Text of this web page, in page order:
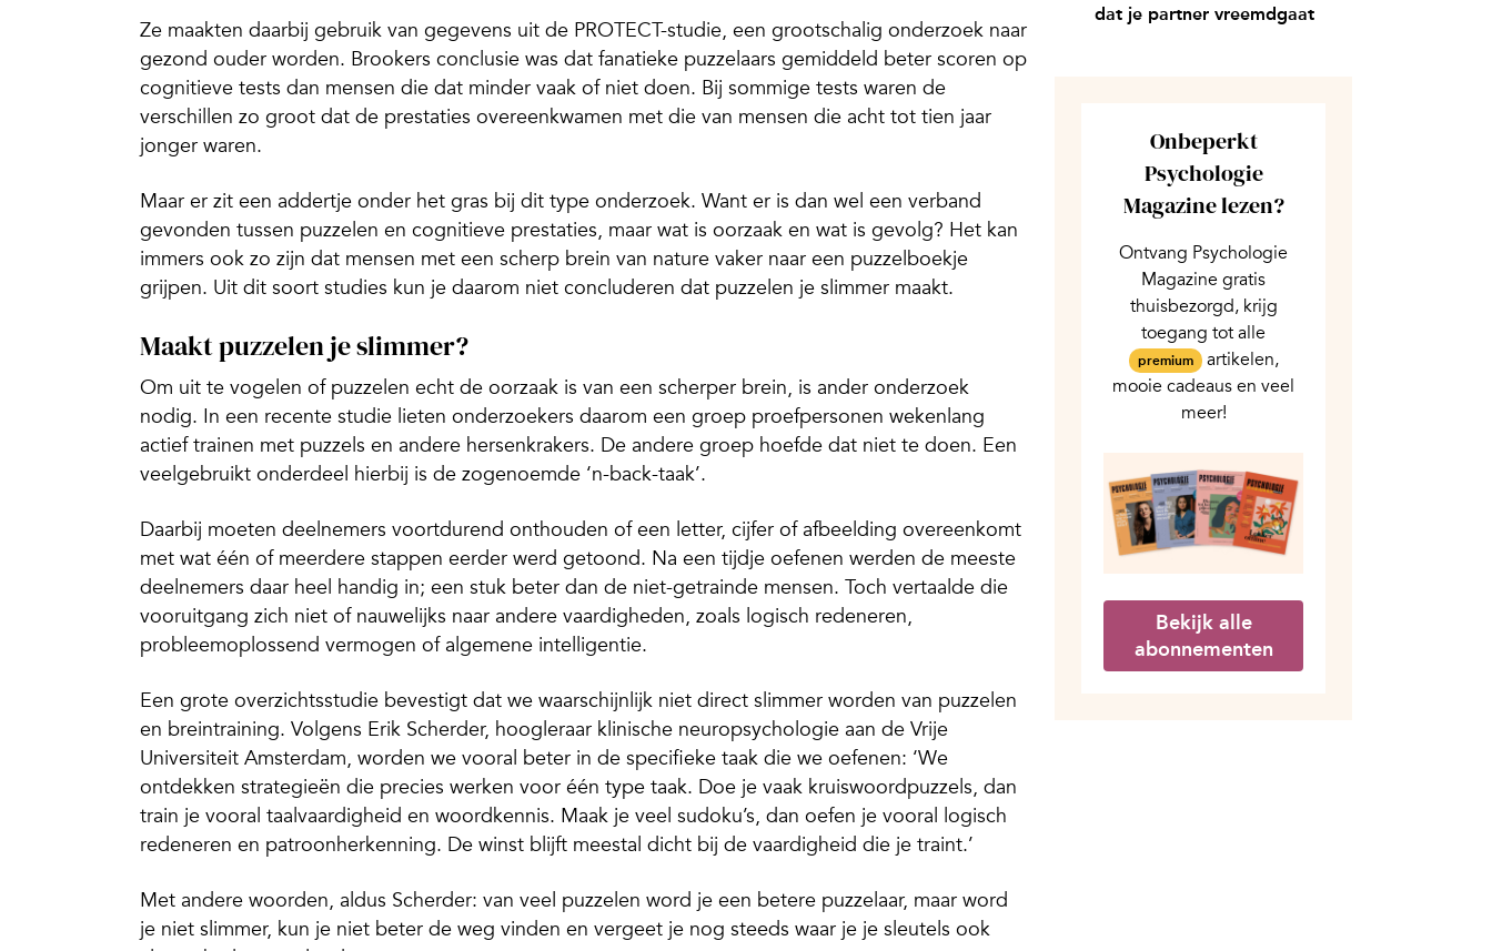
Ze maakten daarbij gebruik van gegevens uit de PROTECT-studie, een grootschalig onderzoek naar
gezond ouder worden. Brookers conclusie was dat fanatieke puzzelaars gemiddeld beter scoren op
cognitieve tests dan mensen die dat minder vaak of niet doen. Bij sommige tests waren de
verschillen zo groot dat de prestaties overeenkwamen met die van mensen die acht tot tien jaar
jonger waren.
Maar er zit een addertje onder het gras bij dit type onderzoek. Want er is dan wel een verband
gevonden tussen puzzelen en cognitieve prestaties, maar wat is oorzaak en wat is gevolg? Het kan
immers ook zo zijn dat mensen met een scherp brein van nature vaker naar een puzzelboekje
grijpen. Uit dit soort studies kun je daarom niet concluderen dat puzzelen je slimmer maakt.
Maakt puzzelen je slimmer?
Om uit te vogelen of puzzelen echt de oorzaak is van een scherper brein, is ander onderzoek
nodig. In een recente studie lieten onderzoekers daarom een groep proefpersonen wekenlang
actief trainen met puzzels en andere hersenkrakers. De andere groep hoefde dat niet te doen. Een
veelgebruikt onderdeel hierbij is de zogenoemde ‘n-back-taak’.
Daarbij moeten deelnemers voortdurend onthouden of een letter, cijfer of afbeelding overeenkomt
met wat één of meerdere stappen eerder werd getoond. Na een tijdje oefenen werden de meeste
deelnemers daar heel handig in; een stuk beter dan de niet-getrainde mensen. Toch vertaalde die
vooruitgang zich niet of nauwelijks naar andere vaardigheden, zoals logisch redeneren,
probleemoplossend vermogen of algemene intelligentie.
Een grote overzichtsstudie bevestigt dat we waarschijnlijk niet direct slimmer worden van puzzelen
en breintraining. Volgens Erik Scherder, hoogleraar klinische neuropsychologie aan de Vrije
Universiteit Amsterdam, worden we vooral beter in de specifieke taak die we oefenen: ‘We
ontdekken strategieën die precies werken voor één type taak. Doe je vaak kruiswoordpuzzels, dan
train je vooral taalvaardigheid en woordkennis. Maak je veel sudoku’s, dan oefen je vooral logisch
redeneren en patroonherkenning. De winst blijft meestal dicht bij de vaardigheid die je traint.’
Met andere woorden, aldus Scherder: van veel puzzelen word je een betere puzzelaar, maar word
je niet slimmer, kun je niet beter de weg vinden en vergeet je nog steeds waar je je sleutels ook
dat je partner vreemdgaat
Onbeperkt
Psychologie
Magazine lezen?
Ontvang Psychologie
Magazine gratis
thuisbezorgd, krijg
toegang tot alle
premium artikelen,
mooie cadeaus en veel
meer!
Bekijk alle
abonnementen